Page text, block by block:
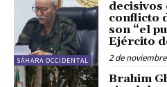
SÁHARA OCCIDENTAL
conflicto
son “el
Ejército
2 de
Brahim